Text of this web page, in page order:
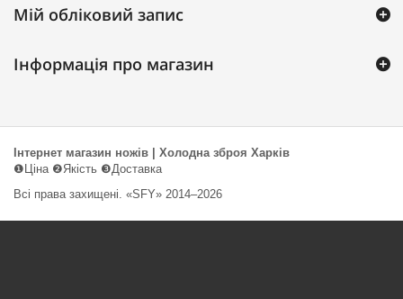
Мій обліковий запис
Інформація про магазин
Інтернет магазин ножів | Холодна зброя Харків
❶Ціна ❷Якість ❸Доставка
Всі права захищені. «SFY» 2014–2026